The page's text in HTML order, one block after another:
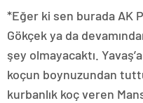
*Eğer ki sen burada AK
Gökçek ya da
şey olmayacaktı.
koçun boynuzundan
kurbanlık koç veren